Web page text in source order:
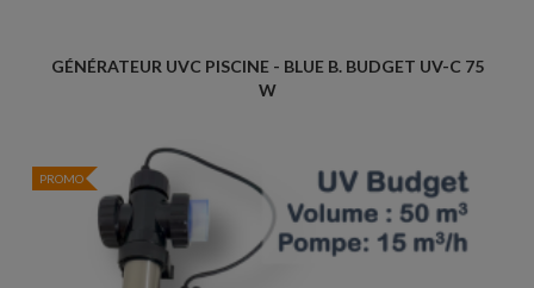
GÉNÉRATEUR UVC PISCINE - BLUE B. BUDGET UV-C 75
W
PROMO